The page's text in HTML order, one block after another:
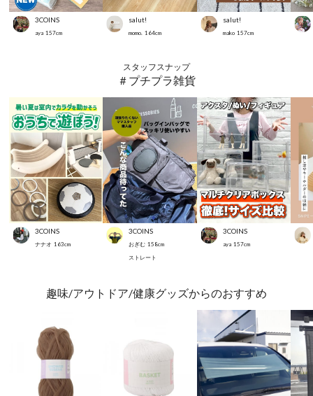
3COINS
aya 157cm
salut!
momo. 164cm
salut!
mako 157cm
スタッフスナップ
＃プチプラ雑貨
3COINS
ナナオ 163cm
3COINS
おぎむ 158cm
ストレート
3COINS
aya 157cm
趣味/アウトドア/健康グッズからのおすすめ